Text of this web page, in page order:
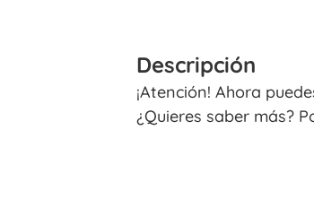
Descripción
¡Atención! Ahora
¿Quieres saber más?